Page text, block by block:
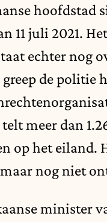
hoofdstad
11 juli 2021.
echter nog
de politie
meer dan
op het eiland.
nog niet
minister